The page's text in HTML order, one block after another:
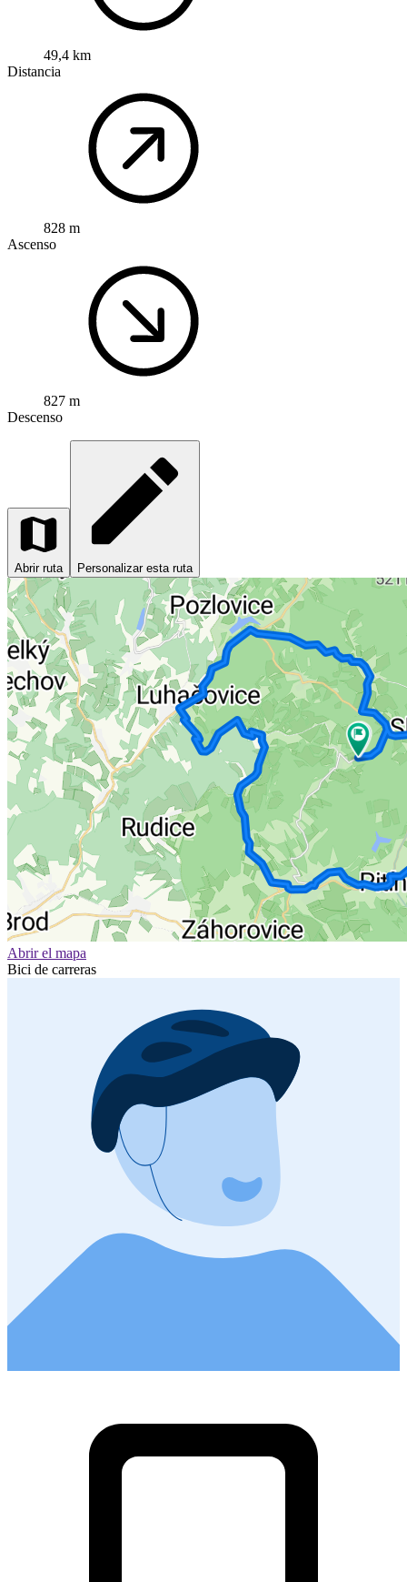
49,4 km
Distancia
828 m
Ascenso
827 m
Descenso
Abrir ruta Personalizar esta ruta
Abrir el mapa
Bici de carreras